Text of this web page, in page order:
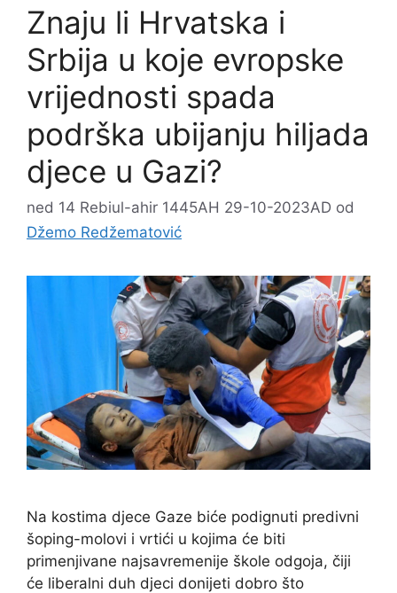
Znaju li Hrvatska i
Srbija u koje evropske
vrijednosti spada
podrška ubijanju hiljada
djece u Gazi?
ned 14 Rebiul-ahir 1445AH 29-10-2023AD od
Džemo Redžematović
Na kostima djece Gaze biće podignuti predivni
šoping-molovi i vrtići u kojima će biti
primenjivane najsavremenije škole odgoja, čiji
će liberalni duh djeci donijeti dobro što